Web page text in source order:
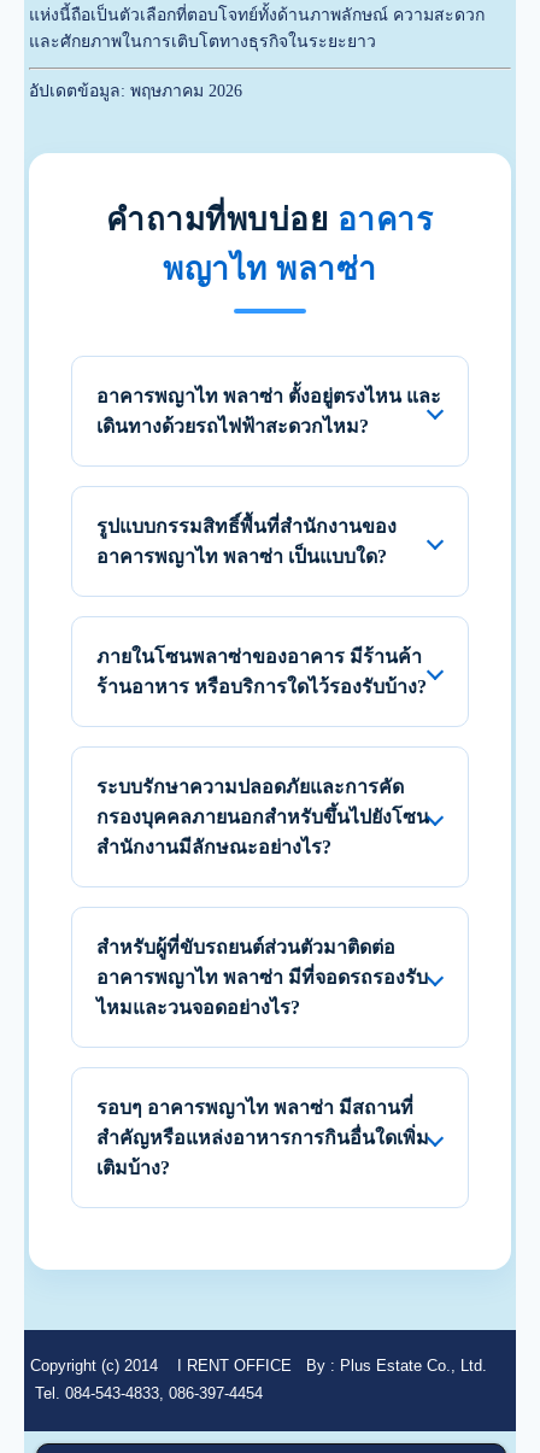
แห่งนี้ถือเป็นตัวเลือกที่ตอบโจทย์ทั้งด้านภาพลักษณ์ ความสะดวก
และศักยภาพในการเติบโตทางธุรกิจในระยะยาว
อัปเดตข้อมูล: พฤษภาคม 2026
คำถามที่พบบ่อย อาคาร
พญาไท พลาซ่า
อาคารพญาไท พลาซ่า ตั้งอยู่ตรงไหน และ
เดินทางด้วยรถไฟฟ้าสะดวกไหม?
รูปแบบกรรมสิทธิ์พื้นที่สำนักงานของ
อาคารพญาไท พลาซ่า เป็นแบบใด?
ภายในโซนพลาซ่าของอาคาร มีร้านค้า
ร้านอาหาร หรือบริการใดไว้รองรับบ้าง?
ระบบรักษาความปลอดภัยและการคัด
กรองบุคคลภายนอกสำหรับขึ้นไปยังโซน
สำนักงานมีลักษณะอย่างไร?
สำหรับผู้ที่ขับรถยนต์ส่วนตัวมาติดต่อ
อาคารพญาไท พลาซ่า มีที่จอดรถรองรับ
ไหมและวนจอดอย่างไร?
รอบๆ อาคารพญาไท พลาซ่า มีสถานที่
สำคัญหรือแหล่งอาหารการกินอื่นใดเพิ่ม
เติมบ้าง?
Copyright (c) 2014 I RENT OFFICE By : Plus Estate Co., Ltd.
Tel. 084-543-4833, 086-397-4454